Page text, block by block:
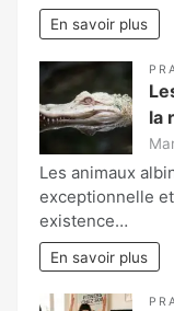
En savoir plus
la
Les animaux
exceptionnelle
existence…
En savoir plus